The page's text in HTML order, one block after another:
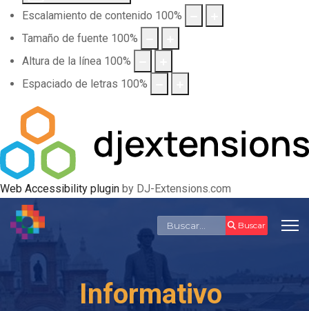
Escalamiento de contenido 100%
Tamaño de fuente 100%
Altura de la línea 100%
Espaciado de letras 100%
Web Accessibility plugin by DJ-Extensions.com
Buscar Buscar
Informativo